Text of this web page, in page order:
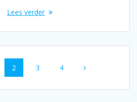
Lees verder
Pagina
2 Pagina
3 Pagina
4